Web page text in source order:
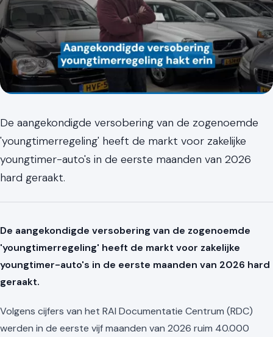
De aangekondigde versobering van de zogenoemde
'youngtimerregeling' heeft de markt voor zakelijke
youngtimer-auto's in de eerste maanden van 2026
hard geraakt.
De aangekondigde versobering van de zogenoemde
'youngtimerregeling' heeft de markt voor zakelijke
youngtimer-auto's in de eerste maanden van 2026 hard
geraakt.
Volgens cijfers van het RAI Documentatie Centrum (RDC)
werden in de eerste vijf maanden van 2026 ruim 40.000